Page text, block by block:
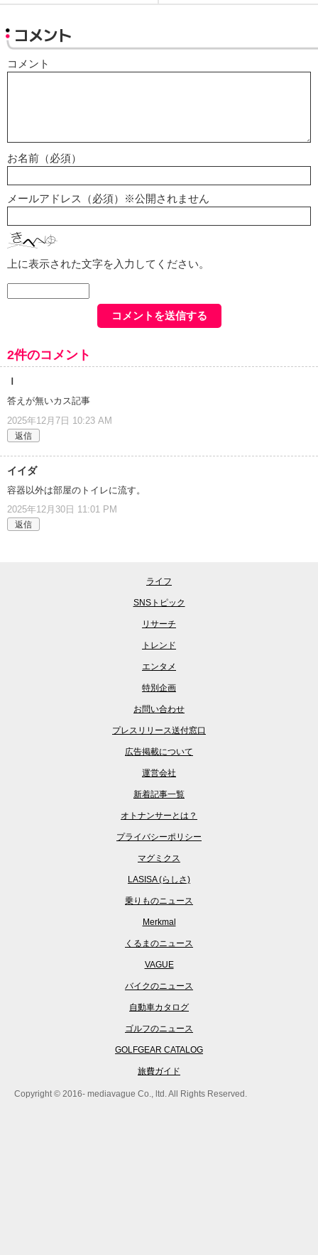
コメント
コメント
お名前（必須）
メールアドレス（必須）※公開されません
上に表示された文字を入力してください。
2件のコメント
ｌ
答えが無いカス記事
2025年12月7日 10:23 AM
返信
イイダ
容器以外は部屋のトイレに流す。
2025年12月30日 11:01 PM
返信
ライフ
SNSトピック
リサーチ
トレンド
エンタメ
特別企画
お問い合わせ
プレスリリース送付窓口
広告掲載について
運営会社
新着記事一覧
オトナンサーとは？
プライバシーポリシー
マグミクス
LASISA (らしさ)
乗りものニュース
Merkmal
くるまのニュース
VAGUE
バイクのニュース
自動車カタログ
ゴルフのニュース
GOLFGEAR CATALOG
旅費ガイド
Copyright © 2016- mediavague Co., ltd. All Rights Reserved.